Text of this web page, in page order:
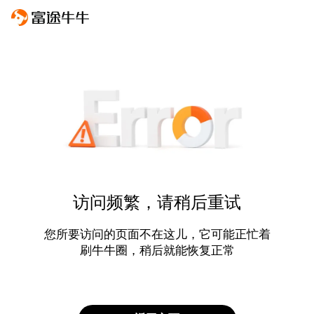
访问频繁，请稍后重试
您所要访问的页面不在这儿，它可能正忙着
刷牛牛圈，稍后就能恢复正常